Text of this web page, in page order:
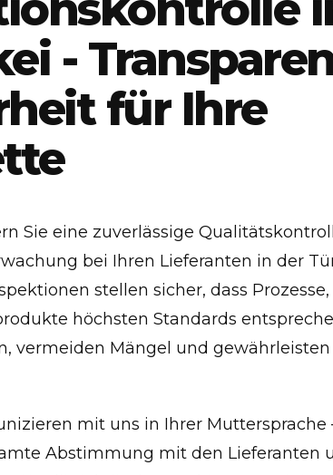
-
für Ihre
Sie eine zuverlässige
bei Ihren Lieferanten in der
stellen sicher, dass Prozesse,
höchsten Standards
vermeiden Mängel und
mit uns in Ihrer Muttersprache
Abstimmung mit den Lieferanten